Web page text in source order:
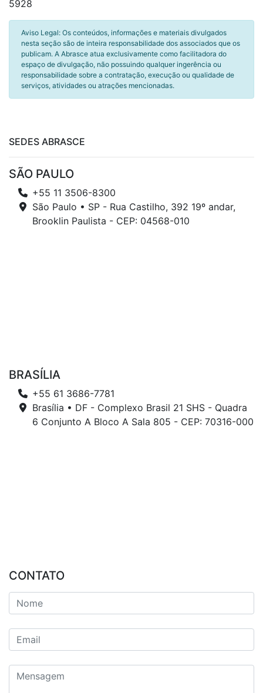
5928
Aviso Legal: Os conteúdos, informações e materiais divulgados
nesta seção são de inteira responsabilidade dos associados que os
publicam. A Abrasce atua exclusivamente como facilitadora do
espaço de divulgação, não possuindo qualquer ingerência ou
responsabilidade sobre a contratação, execução ou qualidade de
serviços, atividades ou atrações mencionadas.
SEDES ABRASCE
SÃO PAULO
+55 11 3506-8300
São Paulo • SP - Rua Castilho, 392 19º andar,
Brooklin Paulista - CEP: 04568-010
BRASÍLIA
+55 61 3686-7781
Brasília • DF - Complexo Brasil 21 SHS - Quadra
6 Conjunto A Bloco A Sala 805 - CEP: 70316-000
CONTATO